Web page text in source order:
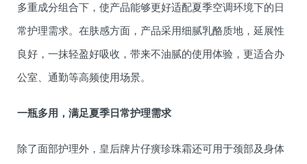
多重成分组合下，使产品能够更好适配夏季空调环境下的日
常护理需求。在肤感方面，产品采用细腻乳酪质地，延展性
良好，一抹轻盈好吸收，带来不油腻的使用体验，更适合办
公室、通勤等高频使用场景。
一瓶多用，满足夏季日常护理需求
除了面部护理外，皇后牌片仔癀珍珠霜还可用于颈部及身体